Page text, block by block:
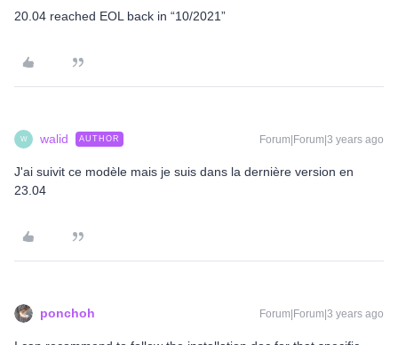
20.04 reached EOL back in “10/2021”
W walid AUTHOR Forum|Forum|3 years ago
J'ai suivit ce modèle mais je suis dans la dernière version en
23.04
ponchoh Forum|Forum|3 years ago